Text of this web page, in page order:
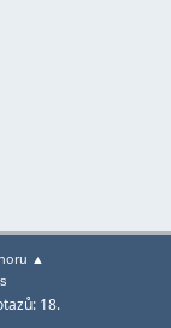
▲
18.